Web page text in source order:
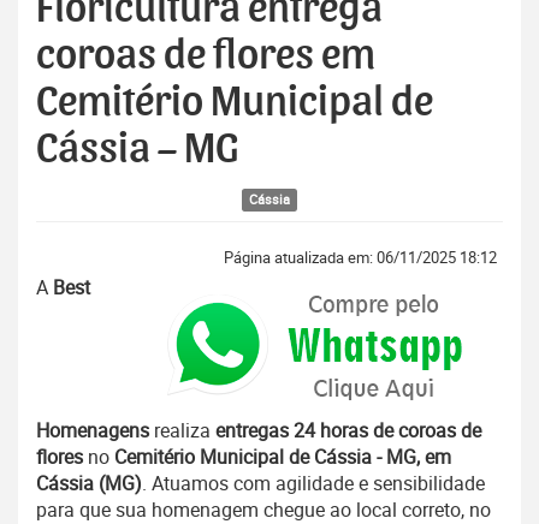
Floricultura entrega
coroas de flores em
Cemitério Municipal de
Cássia – MG
Cássia
Página atualizada em: 06/11/2025 18:12
A Best
Homenagens realiza entregas 24 horas de coroas de
flores no Cemitério Municipal de Cássia - MG, em
Cássia (MG). Atuamos com agilidade e sensibilidade
para que sua homenagem chegue ao local correto, no